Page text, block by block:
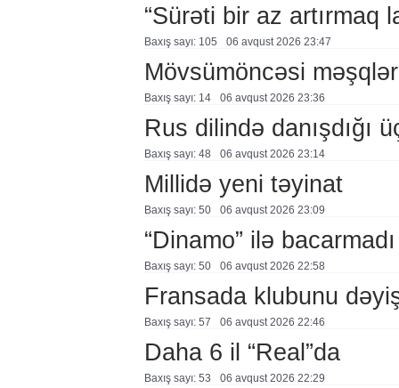
“Sürəti bir az artırmaq
Baxış sayı: 105 06 avqust 2026 23:47
Mövsümöncəsi
Baxış sayı: 14 06 avqust 2026 23:36
Rus dilində danışdığı
Baxış sayı: 48 06 avqust 2026 23:14
Millidə yeni təyinat
Baxış sayı: 50 06 avqust 2026 23:09
“Dinamo” ilə bacarmadı
Baxış sayı: 50 06 avqust 2026 22:58
Fransada klubunu
Baxış sayı: 57 06 avqust 2026 22:46
Daha 6 il “Real”da
Baxış sayı: 53 06 avqust 2026 22:29